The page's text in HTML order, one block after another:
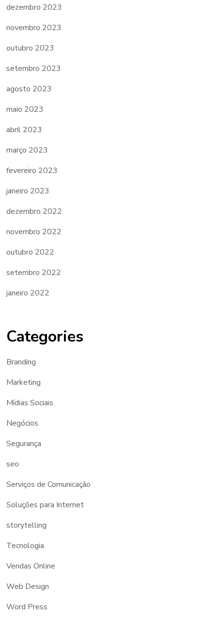
dezembro 2023
novembro 2023
outubro 2023
setembro 2023
agosto 2023
maio 2023
abril 2023
março 2023
fevereiro 2023
janeiro 2023
dezembro 2022
novembro 2022
outubro 2022
setembro 2022
janeiro 2022
Categories
Branding
Marketing
Mídias Sociais
Negócios
Segurança
seo
Serviços de Comunicação
Soluções para Internet
storytelling
Tecnologia
Vendas Online
Web Design
Word Press